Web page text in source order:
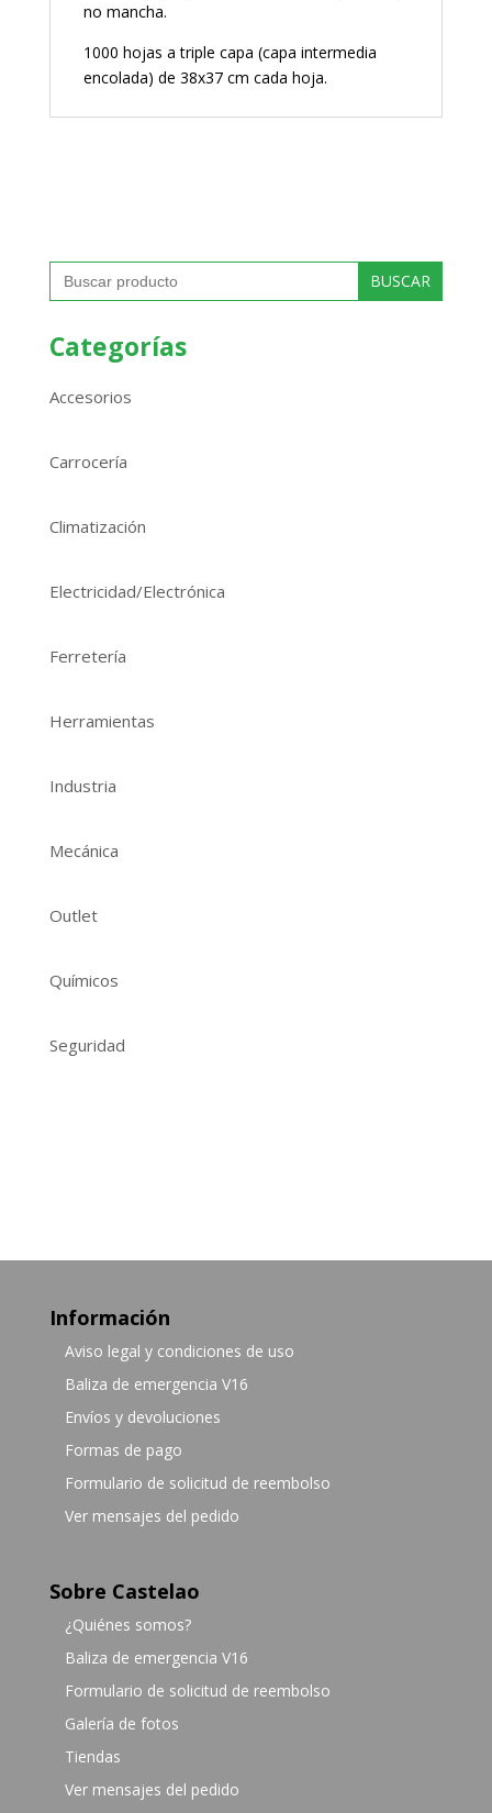
no mancha.
1000 hojas a triple capa (capa intermedia
encolada) de 38x37 cm cada hoja.
Buscar:
Categorías
Accesorios
Carrocería
Climatización
Electricidad/Electrónica
Ferretería
Herramientas
Industria
Mecánica
Outlet
Químicos
Seguridad
Información
Aviso legal y condiciones de uso
Baliza de emergencia V16
Envíos y devoluciones
Formas de pago
Formulario de solicitud de reembolso
Ver mensajes del pedido
Sobre Castelao
¿Quiénes somos?
Baliza de emergencia V16
Formulario de solicitud de reembolso
Galería de fotos
Tiendas
Ver mensajes del pedido